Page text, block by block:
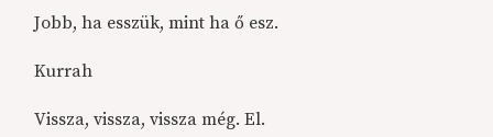
Jobb, ha esszük, mint ha ő esz.
Kurrah
Vissza, vissza, vissza még. El.